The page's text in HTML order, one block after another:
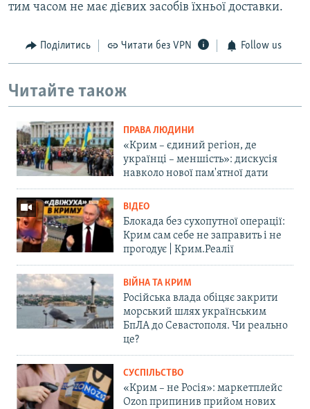
тим часом не має дієвих засобів їхньої доставки.
Поділитись Читати без VPN Follow us
Читайте також
ПРАВА ЛЮДИНИ
«Крим – єдиний регіон, де
українці – меншість»: дискусія
навколо нової пам'ятної дати
ВІДЕО
Блокада без сухопутної операції:
Крим сам себе не заправить і не
прогодує | Крим.Реалії
ВІЙНА ТА КРИМ
Російська влада обіцяє закрити
морський шлях українським
БпЛА до Севастополя. Чи реально
це?
СУСПІЛЬСТВО
«Крим – не Росія»: маркетплейс
Ozon припинив прийом нових